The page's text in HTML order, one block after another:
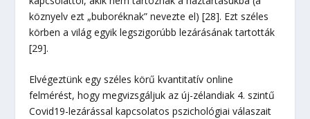
köznyelv ezt „buboréknak” nevezte el) [28]. Ezt széles
körben a világ egyik legszigorúbb lezárásának tartották
[29].
Elvégeztünk egy széles körű kvantitatív online
felmérést, hogy megvizsgáljuk az új-zélandiak 4. szintű
Covid19-lezárással kapcsolatos pszichológiai válaszait